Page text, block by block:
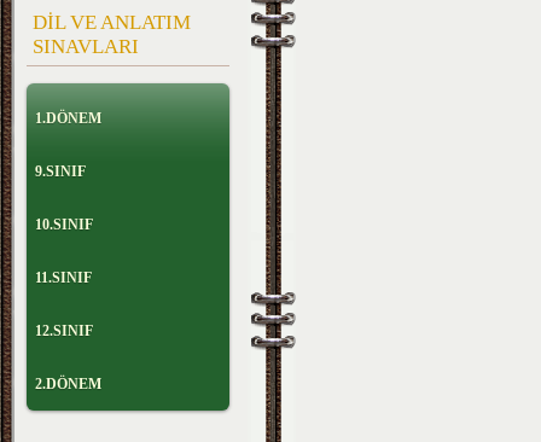
DİL VE ANLATIM
SINAVLARI
1.DÖNEM
9.SINIF
10.SINIF
11.SINIF
12.SINIF
2.DÖNEM